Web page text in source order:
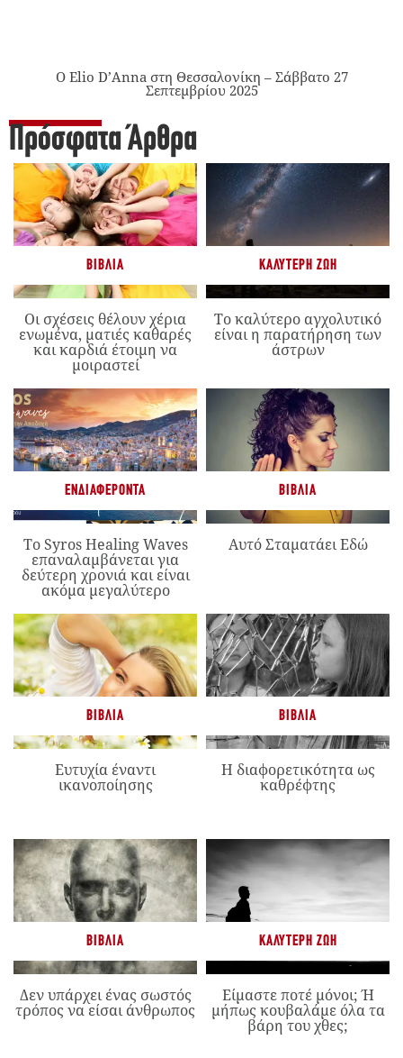
Ο Elio D’Anna στη Θεσσαλονίκη – Σάββατο 27
Σεπτεμβρίου 2025
Πρόσφατα Άρθρα
ΒΙΒΛΊΑ
Οι σχέσεις θέλουν χέρια
ενωμένα, ματιές καθαρές
και καρδιά έτοιμη να
μοιραστεί
ΚΑΛΎΤΕΡΗ ΖΩΉ
Το καλύτερο αγχολυτικό
είναι η παρατήρηση των
άστρων
ΕΝΔΙΑΦΈΡΟΝΤΑ
Το Syros Healing Waves
επαναλαμβάνεται για
δεύτερη χρονιά και είναι
ακόμα μεγαλύτερο
ΒΙΒΛΊΑ
Αυτό Σταματάει Εδώ
ΒΙΒΛΊΑ
Ευτυχία έναντι
ικανοποίησης
ΒΙΒΛΊΑ
Η διαφορετικότητα ως
καθρέφτης
ΒΙΒΛΊΑ
Δεν υπάρχει ένας σωστός
τρόπος να είσαι άνθρωπος
ΚΑΛΎΤΕΡΗ ΖΩΉ
Είμαστε ποτέ μόνοι; Ή
μήπως κουβαλάμε όλα τα
βάρη του χθες;